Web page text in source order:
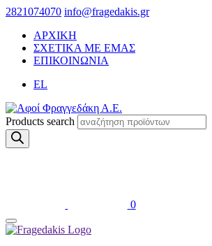
2821074070 info@fragedakis.gr
ΑΡΧΙΚΗ
ΣΧΕΤΙΚΑ ΜΕ ΕΜΑΣ
ΕΠΙΚΟΙΝΩΝΙΑ
EL
Products search
0